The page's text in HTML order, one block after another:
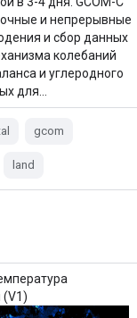
и непрерывные
и сбор данных
колебаний
и углеродного
для…
gcom
land
(V1)